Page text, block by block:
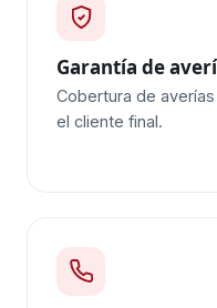
Garantía de
Cobertura de
el cliente final.